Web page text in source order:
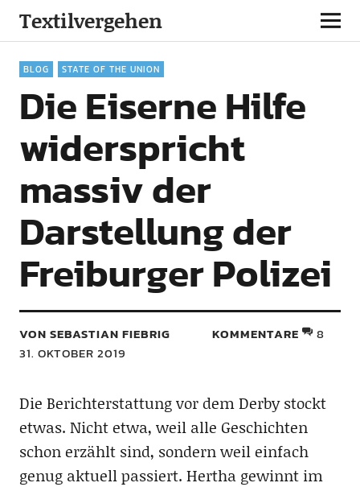
Textilvergehen
BLOG STATE OF THE UNION
Die Eiserne Hilfe
widerspricht
massiv der
Darstellung der
Freiburger Polizei
VON SEBASTIAN FIEBRIG
31. OKTOBER 2019
KOMMENTARE 8
Die Berichterstattung vor dem Derby stockt
etwas. Nicht etwa, weil alle Geschichten
schon erzählt sind, sondern weil einfach
genug aktuell passiert. Hertha gewinnt im